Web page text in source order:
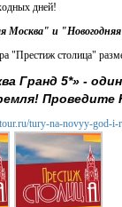
дней!
Москва" и
"Престиж столица"
Гранд 5*» -
Проведите
tury-na-novyy-god-i-